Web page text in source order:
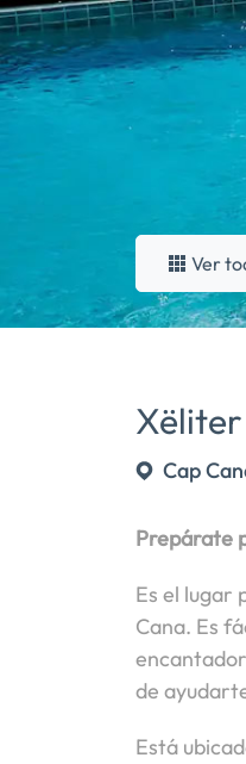
Ver
Cap
Prepárate
Es el lugar
Cana. Es
de
Está